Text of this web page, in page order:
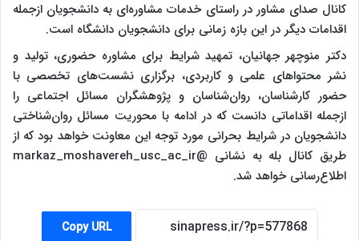
کانال صدای مشاور در راستای خدمات مشاوره‌ای به دانشجویان ازجمله
اقدامات دیگر در این بازه زمانی برای دانشجویان دانشگاه است.
دکتر منوچهر جهانیان، تمهید شرایط برای مشاوره حضوری، تولید و
نشر محتواهای علمی و کاربردی، برگزاری نشست‌های تخصصی با
حضور کارشناسان، روان‌شناسان و پژوهشگران مسائل اجتماعی را
ازجمله اقداماتی دانست که در ادامه با محوریت مسائل روان‌شناختی
دانشجویان در شرایط بحرانی مورد توجه این معاونت خواهد بود که از
طریق کانال بله به نشانی @markaz_moshavereh_usc_ac_ir
اطلاع‌رسانی خواهد شد.
Copy URL